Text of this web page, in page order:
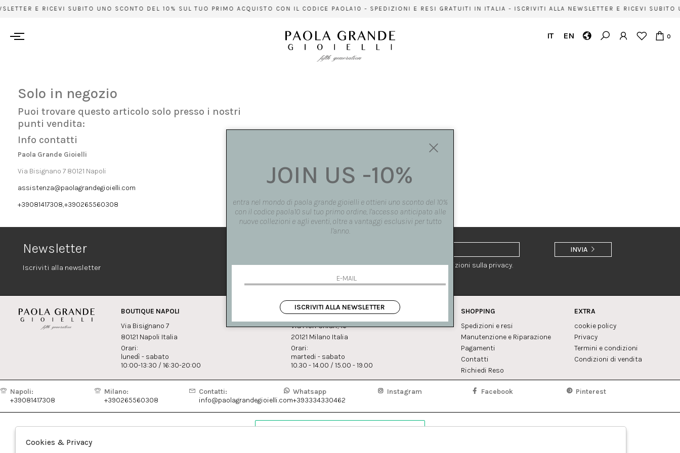
E RICEVI SUBITO UNO SCONTO DEL 10% SUL TUO PRIMO ACQUISTO CON IL CODICE PAOLA10 - SPEDIZIONI E RESI GRATUITI IN ITALIA - ISCRIVITI ALLA NEWSLETTER E RICEVI
IT EN 0
Solo in negozio
Puoi trovare questo articolo solo presso i nostri
punti vendita:
Info contatti
Paola Grande Gioielli
Via Bisignano 7 80121 Napoli
assistenza@paolagrandegioielli.com
+39081417308,+390265560308
Newsletter
Iscriviti alla newsletter ho letto ed accettato le condizioni sulla privacy.
INVIA
BOUTIQUE NAPOLI
Via Bisignano 7
80121 Napoli Italia
Orari:
lunedì - sabato
10:00-13:30 / 16:30-20:00
BOUTIQUE MILANO
Via Fiori Chiari, 16
20121 Milano Italia
Orari:
martedi - sabato
10.30 - 14.00 / 15.00 - 19.00
SHOPPING
Spedizioni e resi
Manutenzione e Riparazione
Pagamenti
Contatti
Richiedi Reso
EXTRA
cookie policy
Privacy
Termini e condizioni
Condizioni di vendita
Napoli:
+39081417308
Milano:
+390265560308
Contatti:
info@paolagrandegioielli.com
Whatsapp
+393334330462
Instagram Facebook Pinterest
JOIN US -10%
entra nel mondo di paola grande gioielli e ottieni uno sconto del 10%
con il codice paola10 sul tuo primo ordine, l'accesso anticipato alle
nuove collezioni e agli eventi, oltre a vantaggi esclusivi per tutto
l'anno.
ISCRIVITI ALLA NEWSLETTER
Cookies & Privacy